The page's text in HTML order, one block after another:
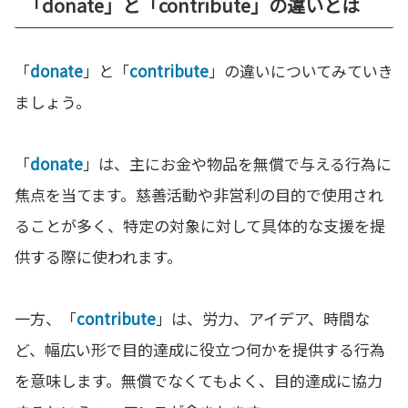
「donate」と「contribute」の違いについてみていき
ましょう。
「donate」は、主にお金や物品を無償で与える行為に
焦点を当てます。慈善活動や非営利の目的で使用され
ることが多く、特定の対象に対して具体的な支援を提
供する際に使われます。
一方、「contribute」は、労力、アイデア、時間な
ど、幅広い形で目的達成に役立つ何かを提供する行為
を意味します。無償でなくてもよく、目的達成に協力